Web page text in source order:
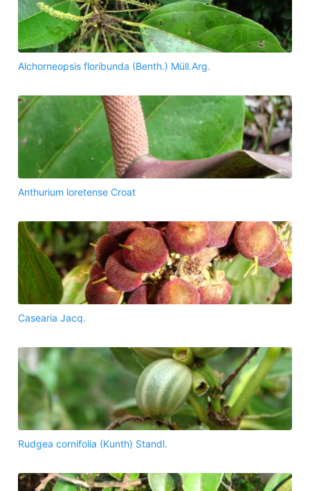
Alchorneopsis floribunda (Benth.) Müll.Arg.
Anthurium loretense Croat
Casearia Jacq.
Rudgea cornifolia (Kunth) Standl.